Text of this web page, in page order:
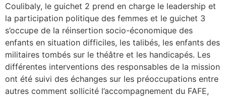
Coulibaly, le guichet 2 prend en charge le leadership et
la participation politique des femmes et le guichet 3
s’occupe de la réinsertion socio-économique des
enfants en situation difficiles, les talibés, les enfants des
militaires tombés sur le théâtre et les handicapés. Les
différentes interventions des responsables de la mission
ont été suivi des échanges sur les préoccupations entre
autres comment sollicité l’accompagnement du FAFE,